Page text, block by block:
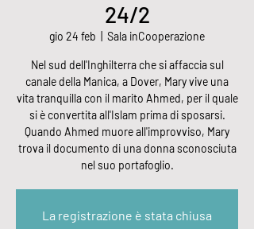
24/2
gio 24 feb Sala inCooperazione
Nel sud dell'Inghilterra che si affaccia sul
canale della Manica, a Dover, Mary vive una
vita tranquilla con il marito Ahmed, per il quale
si è convertita all'Islam prima di sposarsi.
Quando Ahmed muore all'improvviso, Mary
trova il documento di una donna sconosciuta
nel suo portafoglio.
La registrazione è stata chiusa